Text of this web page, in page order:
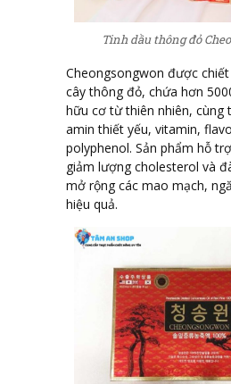
Tinh dầu thông đỏ
Cheongsongwon được
cây thông đỏ, chứa hơn
hữu cơ từ thiên nhiên, cùng
amin thiết yếu, vitamin,
polyphenol. Sản phẩm hỗ
giảm lượng cholesterol và
mở rộng các mao mạch,
hiệu quả.